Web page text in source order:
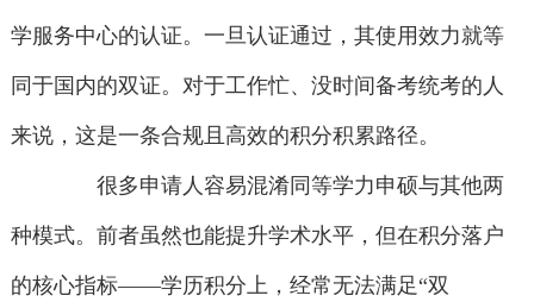
学服务中心的认证。一旦认证通过，其使用效力就等
同于国内的双证。对于工作忙、没时间备考统考的人
来说，这是一条合规且高效的积分积累路径。
很多申请人容易混淆同等学力申硕与其他两
种模式。前者虽然也能提升学术水平，但在积分落户
的核心指标——学历积分上，经常无法满足“双